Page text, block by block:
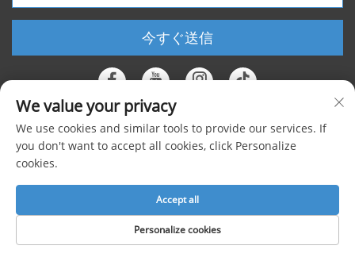
今すぐ送信
著作権 © 2025 上海フォージェン工業株式会社 すべての権利を保有 |
We value your privacy
We use cookies and similar tools to provide our services. If
you don't want to accept all cookies, click Personalize
cookies.
Personalize cookies
Accept all